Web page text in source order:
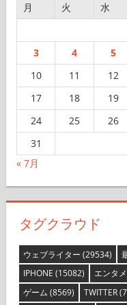
月 火 水
3
4 5
10
11 12
17
18 19
24
25 26
31
« 7月
タグクラウド
ウェブライター (29534)
IPHONE (15082) エンタメ
ゲーム (8569) TWITTER